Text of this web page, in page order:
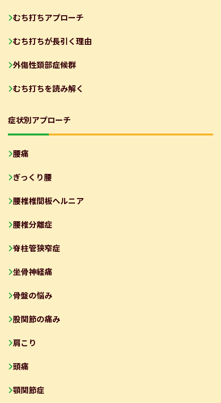
むち打ちアプローチ
むち打ちが長引く理由
外傷性頚部症候群
むち打ちを読み解く
症状別アプローチ
腰痛
ぎっくり腰
腰椎椎間板ヘルニア
腰椎分離症
脊柱管狭窄症
坐骨神経痛
骨盤の悩み
股関節の痛み
肩こり
頭痛
顎関節症